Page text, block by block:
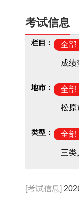
考试信息
栏目： 全部
成绩
地市： 全部
松原
类型： 全部
三类
[考试信息]